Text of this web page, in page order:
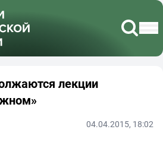
лекции
04.04.2015, 18:02